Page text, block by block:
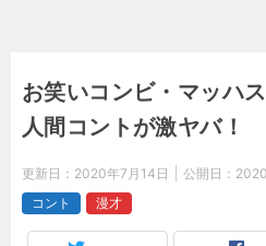
お笑いコンビ・マッハ
人間コントが激ヤバ！
更新日： 2020年7月14日 公開日：
コント
漫才